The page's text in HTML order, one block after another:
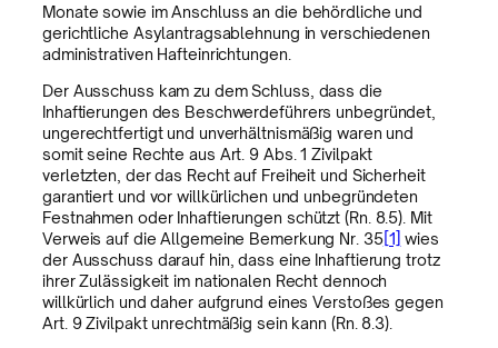
Monate sowie im Anschluss an die behördliche und
gerichtliche Asylantragsablehnung in verschiedenen
administrativen Hafteinrichtungen.
Der Ausschuss kam zu dem Schluss, dass die
Inhaftierungen des Beschwerdeführers unbegründet,
ungerechtfertigt und unverhältnismäßig waren und
somit seine Rechte aus Art. 9 Abs. 1 Zivilpakt
verletzten, der das Recht auf Freiheit und Sicherheit
garantiert und vor willkürlichen und unbegründeten
Festnahmen oder Inhaftierungen schützt (Rn. 8.5). Mit
Verweis auf die Allgemeine Bemerkung Nr. 35[1] wies
der Ausschuss darauf hin, dass eine Inhaftierung trotz
ihrer Zulässigkeit im nationalen Recht dennoch
willkürlich und daher aufgrund eines Verstoßes gegen
Art. 9 Zivilpakt unrechtmäßig sein kann (Rn. 8.3).